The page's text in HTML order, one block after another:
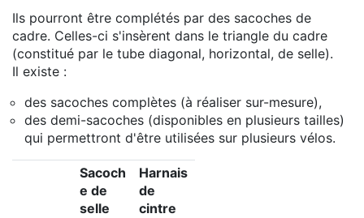
Ils pourront être complétés par des sacoches de
cadre. Celles-ci s'insèrent dans le triangle du cadre
(constitué par le tube diagonal, horizontal, de selle).
Il existe :
des sacoches complètes (à réaliser sur-mesure),
des demi-sacoches (disponibles en plusieurs tailles)
qui permettront d'être utilisées sur plusieurs vélos.
Sacoch
e de
selle
Harnais
de
cintre